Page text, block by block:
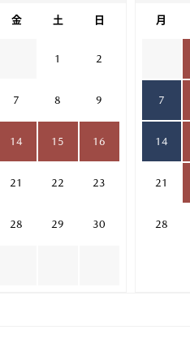
金 土 日
1 2
7 8 9
14 15 16
21 22 23
28 29 30
月
7
14
21
28